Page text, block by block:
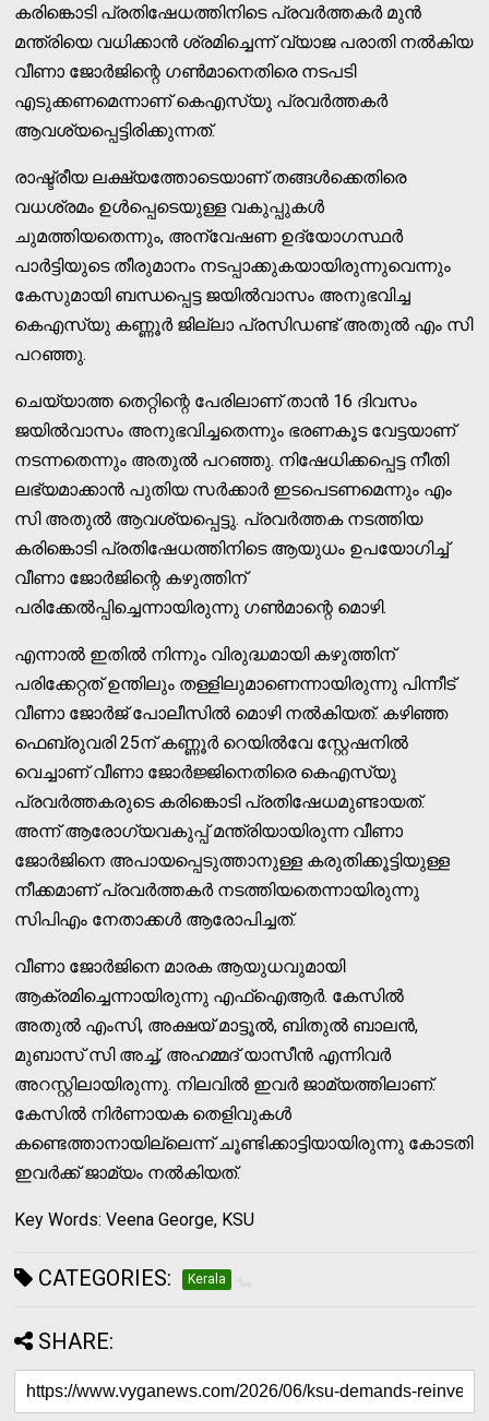
കരിങ്കൊടി പ്രതിഷേധത്തിനിടെ പ്രവർത്തകർ മുൻ
മന്ത്രിയെ വധിക്കാൻ ശ്രമിച്ചെന്ന് വ്യാജ പരാതി നല്‍കിയ
വീണാ ജോര്‍ജിന്റെ ഗണ്‍മാനെതിരെ നടപടി
എടുക്കണമെന്നാണ് കെഎസ്‌യു പ്രവർത്തകർ
ആവശ്യപ്പെട്ടിരിക്കുന്നത്.
രാഷ്ട്രീയ ലക്ഷ്യത്തോടെയാണ് തങ്ങൾക്കെതിരെ
വധശ്രമം ഉള്‍പ്പെടെയുള്ള വകുപ്പുകള്‍
ചുമത്തിയതെന്നും, അന്വേഷണ ഉദ്യോഗസ്ഥർ
പാർട്ടിയുടെ തീരുമാനം നടപ്പാക്കുകയായിരുന്നുവെന്നും
കേസുമായി ബന്ധപ്പെട്ട ജയിൽവാസം അനുഭവിച്ച
കെഎസ്‌യു കണ്ണൂര്‍ ജില്ലാ പ്രസിഡണ്ട് അതുല്‍ എം സി
പറഞ്ഞു.
ചെയ്യാത്ത തെറ്റിന്റെ പേരിലാണ് താൻ 16 ദിവസം
ജയിൽവാസം അനുഭവിച്ചതെന്നും ഭരണകൂട വേട്ടയാണ്
നടന്നതെന്നും അതുൽ പറഞ്ഞു. നിഷേധിക്കപ്പെട്ട നീതി
ലഭ്യമാക്കാന്‍ പുതിയ സര്‍ക്കാര്‍ ഇടപെടണമെന്നും എം
സി അതുല്‍ ആവശ്യപ്പെട്ടു. പ്രവർത്തക നടത്തിയ
കരിങ്കൊടി പ്രതിഷേധത്തിനിടെ ആയുധം ഉപയോഗിച്ച്
വീണാ ജോര്‍ജിന്റെ കഴുത്തിന്
പരിക്കേല്‍പ്പിച്ചെന്നായിരുന്നു ഗണ്‍മാന്റെ മൊഴി.
എന്നാല്‍ ഇതില്‍ നിന്നും വിരുദ്ധമായി കഴുത്തിന്
പരിക്കേറ്റത് ഉന്തിലും തള്ളിലുമാണെന്നായിരുന്നു പിന്നീട്
വീണാ ജോര്‍ജ് പോലീസില്‍ മൊഴി നല്‍കിയത്. കഴിഞ്ഞ
ഫെബ്രുവരി 25ന് കണ്ണൂർ റെയിൽവേ സ്റ്റേഷനിൽ
വെച്ചാണ് വീണാ ജോര്‍ജ്ജിനെതിരെ കെഎസ്‌യു
പ്രവര്‍ത്തകരുടെ കരിങ്കൊടി പ്രതിഷേധമുണ്ടായത്.
അന്ന് ആരോഗ്യവകുപ്പ് മന്ത്രിയായിരുന്ന വീണാ
ജോര്‍ജിനെ അപായപ്പെടുത്താനുള്ള കരുതിക്കൂട്ടിയുള്ള
നീക്കമാണ് പ്രവർത്തകർ നടത്തിയതെന്നായിരുന്നു
സിപിഎം നേതാക്കൾ ആരോപിച്ചത്.
വീണാ ജോര്‍ജിനെ മാരക ആയുധവുമായി
ആക്രമിച്ചെന്നായിരുന്നു എഫ്ഐആര്‍. കേസില്‍
അതുല്‍ എംസി, അക്ഷയ് മാട്ടൂല്‍, ബിതുല്‍ ബാലന്‍,
മുബാസ് സി അച്ച്, അഹമ്മദ് യാസീന്‍ എന്നിവര്‍
അറസ്റ്റിലായിരുന്നു. നിലവില്‍ ഇവര്‍ ജാമ്യത്തിലാണ്.
കേസില്‍ നിര്‍ണായക തെളിവുകള്‍
കണ്ടെത്താനായില്ലെന്ന് ചൂണ്ടിക്കാട്ടിയായിരുന്നു കോടതി
ഇവർക്ക് ജാമ്യം നൽകിയത്.
Key Words: Veena George, KSU
CATEGORIES: Kerala
SHARE: